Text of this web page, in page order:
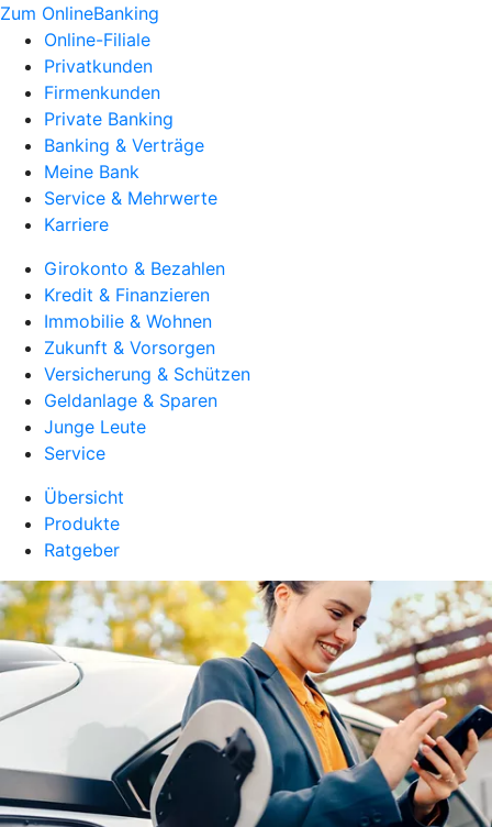
Zum OnlineBanking
Online-Filiale
Privatkunden
Firmenkunden
Private Banking
Banking & Verträge
Meine Bank
Service & Mehrwerte
Karriere
Girokonto & Bezahlen
Kredit & Finanzieren
Immobilie & Wohnen
Zukunft & Vorsorgen
Versicherung & Schützen
Geldanlage & Sparen
Junge Leute
Service
Übersicht
Produkte
Ratgeber